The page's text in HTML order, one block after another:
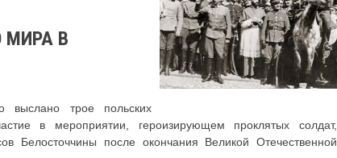
МИРА В
трое польских
в мероприятии, героизирующем проклятых солдат,
Белосточчины после окончания Великой Отечественной